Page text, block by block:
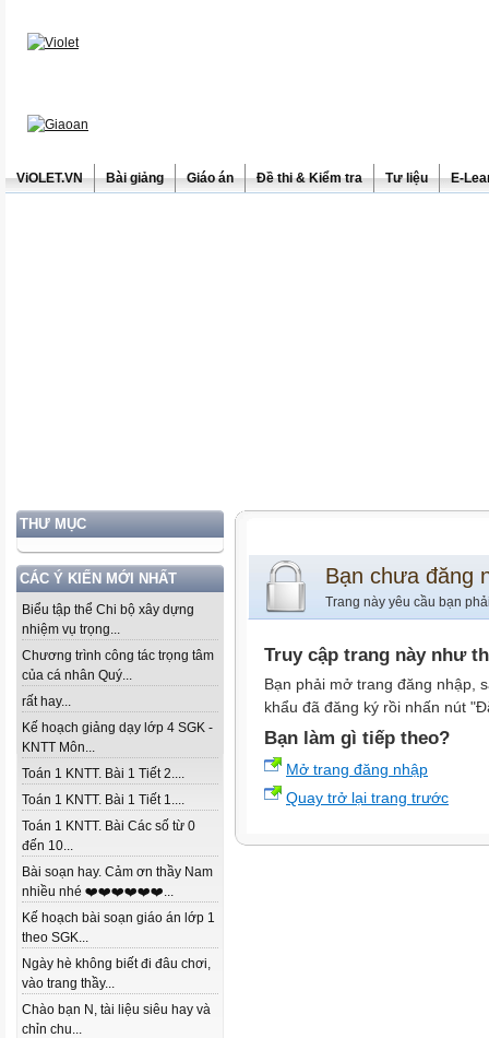
ViOLET.VN Bài giảng Giáo án Đề thi & Kiểm tra Tư liệu E-
THƯ MỤC
CÁC Ý KIẾN MỚI NHẤT
Biểu tập thể Chi bộ xây dựng
nhiệm vụ trọng...
Chương trình công tác trọng tâm
của cá nhân Quý...
rất hay...
Kế hoạch giảng dạy lớp 4 SGK -
KNTT Môn...
Toán 1 KNTT. Bài 1 Tiết 2....
Toán 1 KNTT. Bài 1 Tiết 1....
Toán 1 KNTT. Bài Các số từ 0
đến 10...
Bài soạn hay. Cảm ơn thầy Nam
nhiều nhé ❤️❤️❤️❤️❤️❤️...
Kế hoạch bài soạn giáo án lớp 1
theo SGK...
Ngày hè không biết đi đâu chơi,
vào trang thầy...
Chào bạn N, tài liệu siêu hay và
chỉn chu...
Bạn chưa đăng
Trang này yêu cầu bạn
Truy cập trang này như
Bạn phải mở trang đăng nhập,
khẩu đã đăng ký rồi nhấn nút
Bạn làm gì tiếp theo?
Mở trang đăng nhập
Quay trở lại trang trước